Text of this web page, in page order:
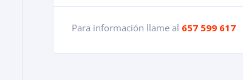
Para información llame al 657 599 617